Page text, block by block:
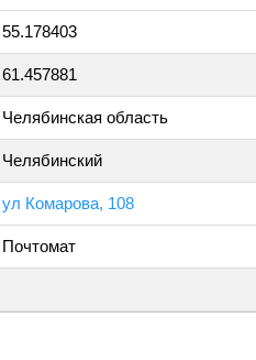
55.178403
61.457881
Челябинская область
Челябинский
ул Комарова, 108
Почтомат